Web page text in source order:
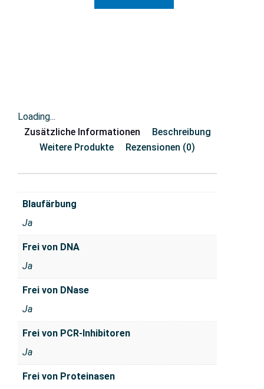
Loading...
Zusätzliche Informationen
Beschreibung
Weitere Produkte
Rezensionen (0)
Blaufärbung
Ja
Frei von DNA
Ja
Frei von DNase
Ja
Frei von PCR-Inhibitoren
Ja
Frei von Proteinasen